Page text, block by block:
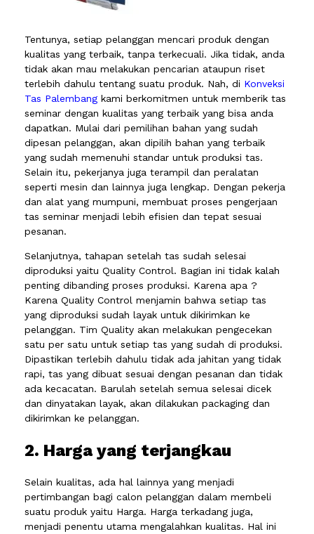
Tentunya, setiap pelanggan mencari produk dengan
kualitas yang terbaik, tanpa terkecuali. Jika tidak, anda
tidak akan mau melakukan pencarian ataupun riset
terlebih dahulu tentang suatu produk. Nah, di Konveksi
Tas Palembang kami berkomitmen untuk memberik tas
seminar dengan kualitas yang terbaik yang bisa anda
dapatkan. Mulai dari pemilihan bahan yang sudah
dipesan pelanggan, akan dipilih bahan yang terbaik
yang sudah memenuhi standar untuk produksi tas.
Selain itu, pekerjanya juga terampil dan peralatan
seperti mesin dan lainnya juga lengkap. Dengan pekerja
dan alat yang mumpuni, membuat proses pengerjaan
tas seminar menjadi lebih efisien dan tepat sesuai
pesanan.
Selanjutnya, tahapan setelah tas sudah selesai
diproduksi yaitu Quality Control. Bagian ini tidak kalah
penting dibanding proses produksi. Karena apa ?
Karena Quality Control menjamin bahwa setiap tas
yang diproduksi sudah layak untuk dikirimkan ke
pelanggan. Tim Quality akan melakukan pengecekan
satu per satu untuk setiap tas yang sudah di produksi.
Dipastikan terlebih dahulu tidak ada jahitan yang tidak
rapi, tas yang dibuat sesuai dengan pesanan dan tidak
ada kecacatan. Barulah setelah semua selesai dicek
dan dinyatakan layak, akan dilakukan packaging dan
dikirimkan ke pelanggan.
2. Harga yang terjangkau
Selain kualitas, ada hal lainnya yang menjadi
pertimbangan bagi calon pelanggan dalam membeli
suatu produk yaitu Harga. Harga terkadang juga,
menjadi penentu utama mengalahkan kualitas. Hal ini